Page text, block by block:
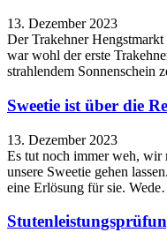
13. Dezember 2023
Der Trakehner
war wohl der erste
strahlendem Sonnenschein
Sweetie ist über die
13. Dezember 2023
Es tut noch immer weh, wir
unsere Sweetie gehen
eine Erlösung für sie.